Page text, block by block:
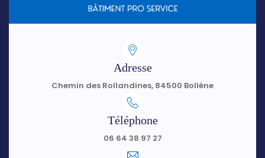
Adresse
Chemin des Rollandines, 84500 Bollène
Téléphone
06 64 38 97 27